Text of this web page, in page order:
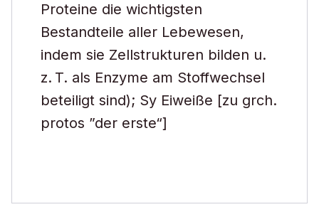
Proteine die wichtigsten
Bestandteile aller Lebewesen,
indem sie Zellstrukturen bilden u.
z. T. als Enzyme am Stoffwechsel
beteiligt sind); Sy Eiweiße [zu grch.
protos ”der erste“]